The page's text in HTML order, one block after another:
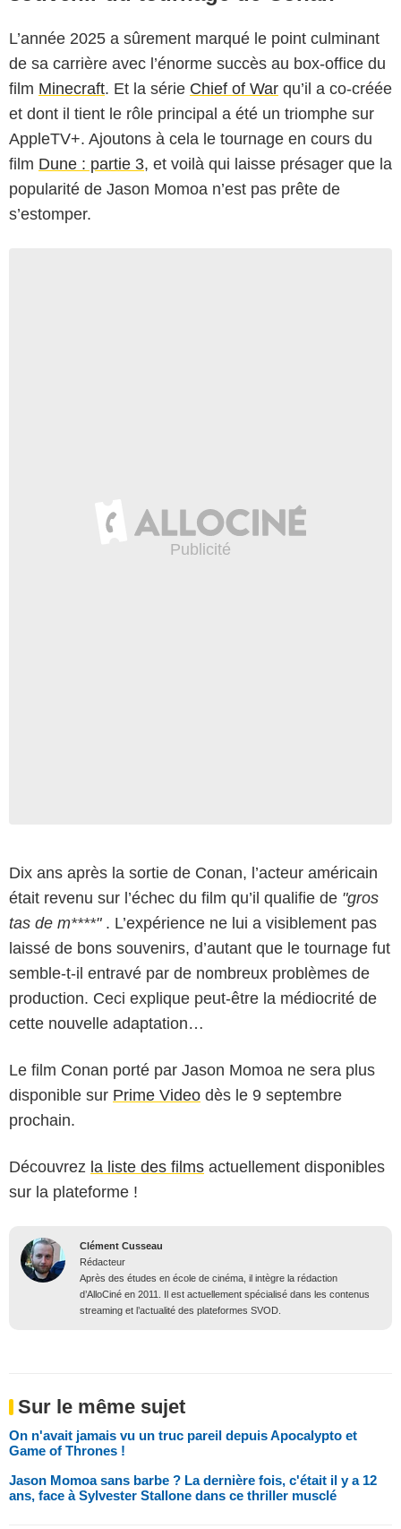
L’année 2025 a sûrement marqué le point culminant
de sa carrière avec l’énorme succès au box-office du
film Minecraft. Et la série Chief of War qu’il a co-créée
et dont il tient le rôle principal a été un triomphe sur
AppleTV+. Ajoutons à cela le tournage en cours du
film Dune : partie 3, et voilà qui laisse présager que la
popularité de Jason Momoa n’est pas prête de
s’estomper.
Dix ans après la sortie de Conan, l’acteur américain
était revenu sur l’échec du film qu’il qualifie de "gros
tas de m****". L’expérience ne lui a visiblement pas
laissé de bons souvenirs, d’autant que le tournage fut
semble-t-il entravé par de nombreux problèmes de
production. Ceci explique peut-être la médiocrité de
cette nouvelle adaptation…
Le film Conan porté par Jason Momoa ne sera plus
disponible sur Prime Video dès le 9 septembre
prochain.
Découvrez la liste des films actuellement disponibles
sur la plateforme !
Clément Cusseau
Rédacteur
Après des études en école de cinéma, il intègre la rédaction
d’AlloCiné en 2011. Il est actuellement spécialisé dans les contenus
streaming et l’actualité des plateformes SVOD.
Sur le même sujet
On n'avait jamais vu un truc pareil depuis Apocalypto et
Game of Thrones !
Jason Momoa sans barbe ? La dernière fois, c'était il y a 12
ans, face à Sylvester Stallone dans ce thriller musclé